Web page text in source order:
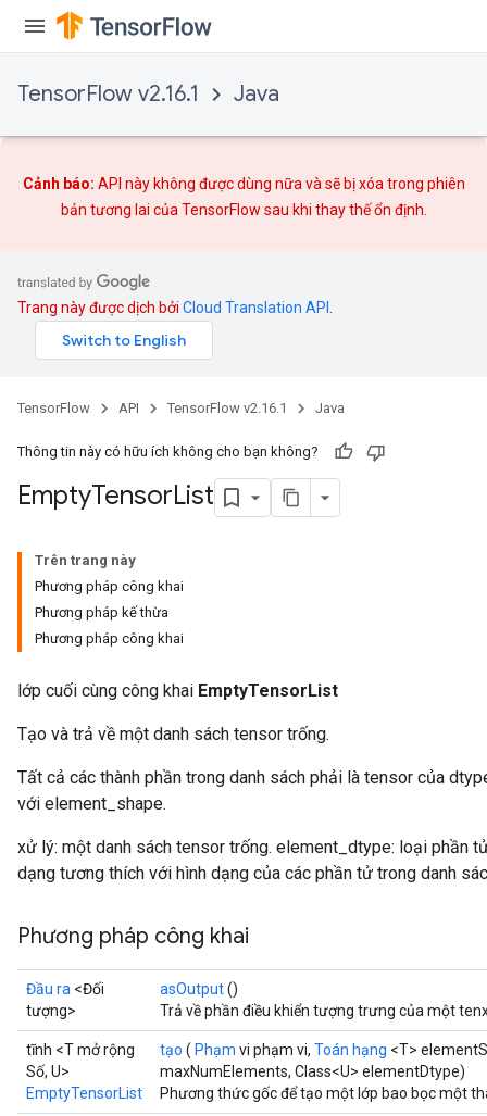
TensorFlow v2.16.1 Java
Cảnh báo: API này không được dùng nữa và sẽ bị xóa trong phiên
bản tương lai của TensorFlow sau khi thay thếổn định.
Trang này được dịch bởi Cloud Translation API
TensorFlow API TensorFlow v2.16.1 Java
Thông tin này có hữu ích không cho bạn không?
EmptyTensorList
Trên trang này
Phương pháp công khai
Phương pháp kế thừa
Phương pháp công khai
lớp cuối cùng công khai EmptyTensorList
Tạo và trả về một danh sách tensor trống.
Tất cả các thành phần trong danh sách phải là tensor của
với element_shape.
xử lý: một danh sách tensor trống. element_dtype: loại phần
dạng tương thích với hình dạng của các phần tử trong danh
Phương pháp công khai
Đầu ra <Đối
tượng>
asOutput()
Trả về phần điều khiển tượng trưng của một
tĩnh <T mở rộng
Số, U>
EmptyTensorList
tạo ( Phạm vi phạm vi, Toán hạng <T>
maxNumElements, Class<U> elementDtype)
Phương thức gốc để tạo một lớp bao bọc một